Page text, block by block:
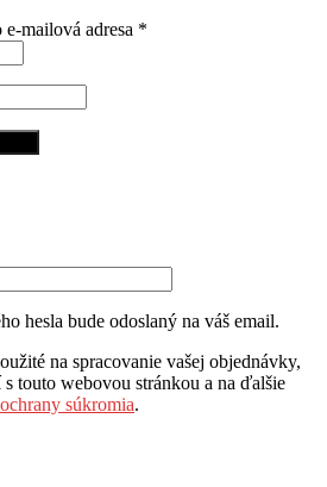
mailová adresa *
hesla bude odoslaný na váš email.
na spracovanie vašej objednávky,
touto webovou stránkou a na ďalšie
súkromia.